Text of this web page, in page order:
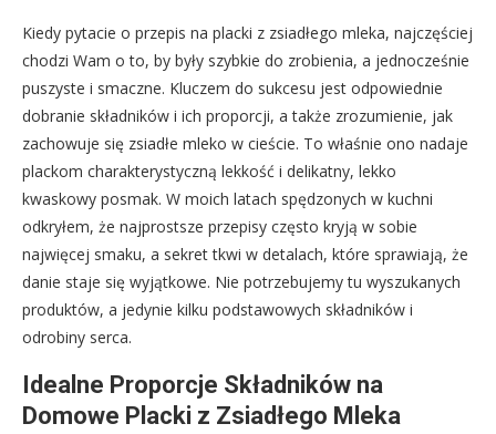
Kiedy pytacie o przepis na placki z zsiadłego mleka, najczęściej
chodzi Wam o to, by były szybkie do zrobienia, a jednocześnie
puszyste i smaczne. Kluczem do sukcesu jest odpowiednie
dobranie składników i ich proporcji, a także zrozumienie, jak
zachowuje się zsiadłe mleko w cieście. To właśnie ono nadaje
plackom charakterystyczną lekkość i delikatny, lekko
kwaskowy posmak. W moich latach spędzonych w kuchni
odkryłem, że najprostsze przepisy często kryją w sobie
najwięcej smaku, a sekret tkwi w detalach, które sprawiają, że
danie staje się wyjątkowe. Nie potrzebujemy tu wyszukanych
produktów, a jedynie kilku podstawowych składników i
odrobiny serca.
Idealne Proporcje Składników na
Domowe Placki z Zsiadłego Mleka